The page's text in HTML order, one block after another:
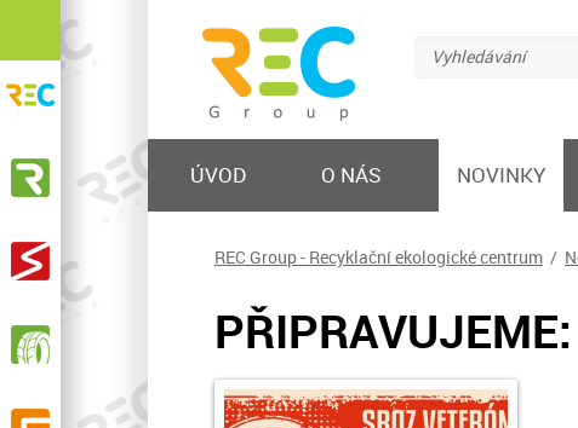
ÚVOD O NÁS NOVINKY
Vyhledávání
REC Group - Recyklační ekologické centrum /
Recyklační ekologické centrum
KOVOSTEEL Recycling, s.r.o.
Výkup železa a barevných kovů, prodej hutního
materiálu, nakládání s odpadem
Výkup a zpracování elektroodpadu
RPG Recycling, s.r.o.
výroba pryžového granulátu a dalších produktů
GELPO s.r.o.